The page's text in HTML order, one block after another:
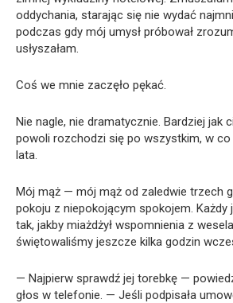
oddychania, starając się nie wydać
podczas gdy mój umysł próbował
usłyszałam.
Coś we mnie zaczęło pękać.
Nie nagle, nie dramatycznie. Bardziej jak
powoli rozchodzi się po wszystkim, w co
lata.
Mój mąż — mój mąż od zaledwie trzech
pokoju z niepokojącym spokojem. Każdy
tak, jakby miażdżył wspomnienia z
świętowaliśmy jeszcze kilka godzin
— Najpierw sprawdź jej torebkę —
głos w telefonie. — Jeśli podpisała